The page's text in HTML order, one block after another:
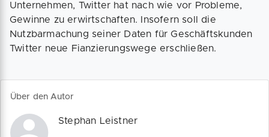
Unternehmen, Twitter hat nach wie vor Probleme,
Gewinne zu erwirtschaften. Insofern soll die
Nutzbarmachung seiner Daten für Geschäftskunden
Twitter neue Fianzierungswege erschließen.
Über den Autor
Stephan Leistner